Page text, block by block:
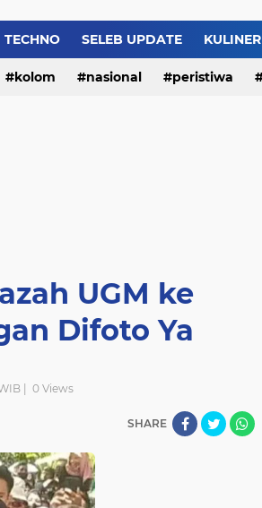
TECHNO SELEB UPDATE KULINER
kolom nasional peristiwa
UGM ke
Difoto Ya
| 0Views
SHARE